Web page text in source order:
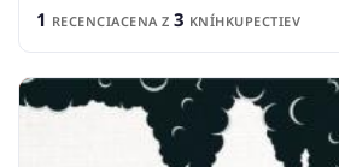
1 RECENCIACENA Z 3 KNÍHKUPECTIEV